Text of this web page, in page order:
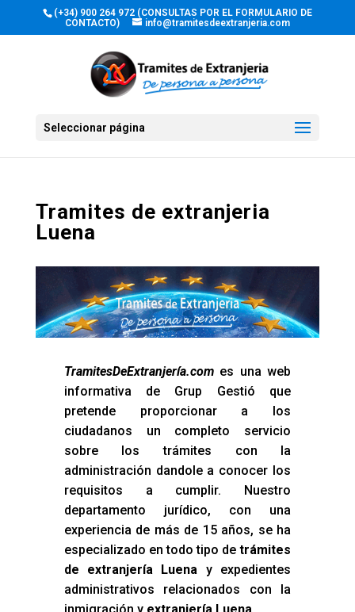
(+34) 900 264 972 (CONSULTAS POR EL FORMULARIO DE
CONTACTO)
info@tramitesdeextranjeria.com
Seleccionar página
Tramites de extranjeria
Luena
TramitesDeExtranjería.comes una web
informativa de Grup Gestió que
pretende proporcionar a los
ciudadanos un completo servicio
sobre los trámites con la
administración dandole a conocer los
requisitos a cumplir. Nuestro
departamento jurídico, con una
experiencia de más de 15 años, se ha
especializado en todo tipo detrámites
de extranjería Luena y expedientes
administrativos relacionados con la
inmigración y extranjería Luena.